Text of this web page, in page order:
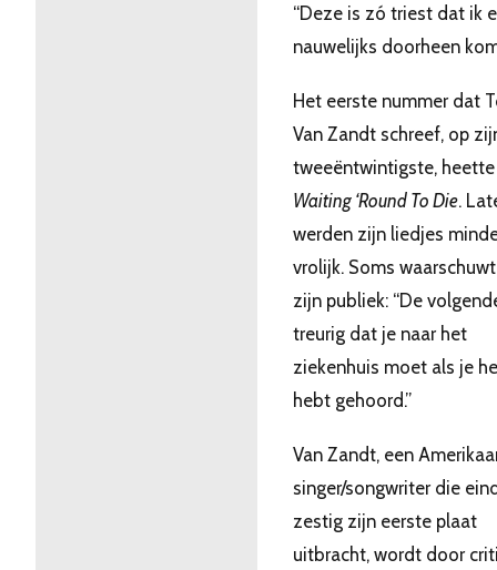
“Deze is zó triest dat ik
nauwelijks doorheen
Het eerste nummer dat
Van Zandt schreef, op
tweeëntwintigste, heette
Waiting ‘Round To Die.
werden zijn liedjes
vrolijk. Soms
zijn publiek: “De
treurig dat je naar het
ziekenhuis moet als je
hebt gehoord.”
Van Zandt, een
singer/songwriter die
zestig zijn eerste plaat
uitbracht, wordt door